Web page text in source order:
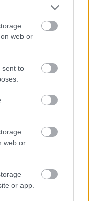
web or
sent to
web or
or app.
hollywoodi
Lehel)